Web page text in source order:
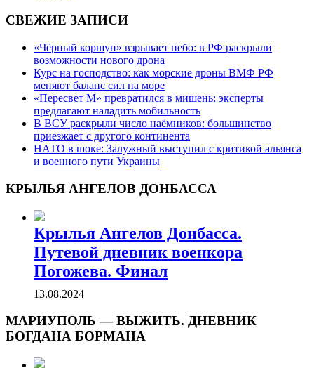
СВЕЖИЕ ЗАПИСИ
«Чёрный коршун» взрывает небо: в РФ раскрыли
возможности нового дрона
Курс на господство: как морские дроны ВМФ РФ
меняют баланс сил на море
«Пересвет М» превратился в мишень: эксперты
предлагают наладить мобильность
В ВСУ раскрыли число наёмников: большинство
приезжает с другого континента
НАТО в шоке: Залужный выступил с критикой альянса
и военного пути Украины
КРЫЛЬЯ АНГЕЛОВ ДОНБАССА
Крылья Ангелов Донбасса.
Путевой дневник военкора
Погожева. Финал
13.08.2024
МАРИУПОЛЬ — ВЫЖИТЬ. ДНЕВНИК
БОГДАНА БОРМАНА